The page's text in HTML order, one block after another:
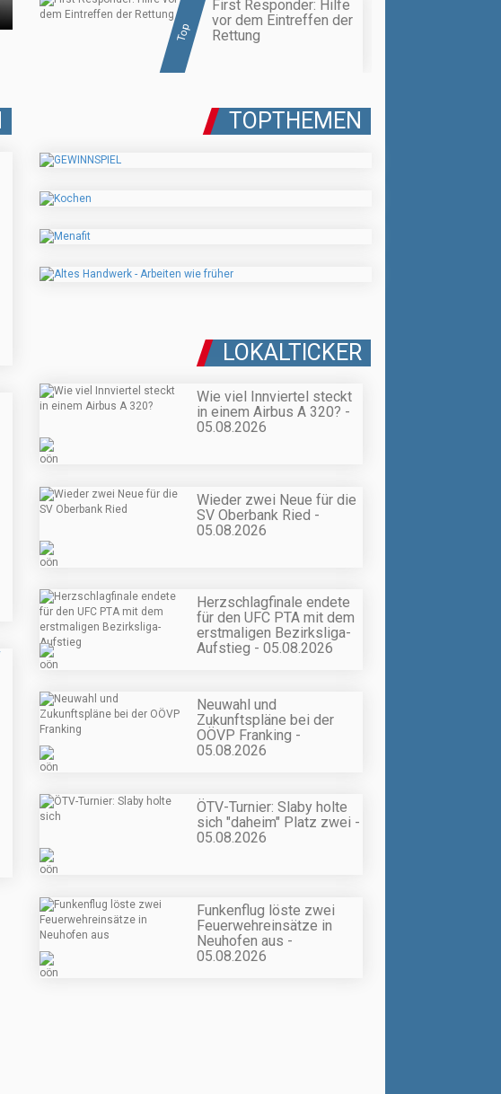
Top
First Responder: Hilfe
vor dem Eintreffen der
Rettung
TOPTHEMEN
LOKALTICKER
Wie viel Innviertel steckt
in einem Airbus A 320? -
05.08.2026
Wieder zwei Neue für die
SV Oberbank Ried -
05.08.2026
Herzschlagfinale endete
für den UFC PTA mit dem
erstmaligen Bezirksliga-
Aufstieg - 05.08.2026
Neuwahl und
Zukunftspläne bei der
OÖVP Franking -
05.08.2026
ÖTV-Turnier: Slaby holte
sich "daheim" Platz zwei -
05.08.2026
Funkenflug löste zwei
Feuerwehreinsätze in
Neuhofen aus -
05.08.2026